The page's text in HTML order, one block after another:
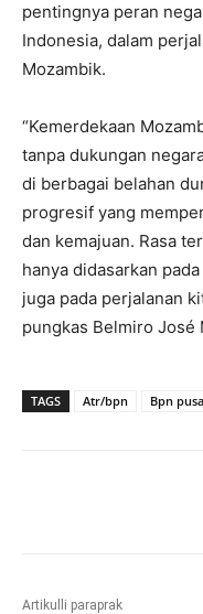
pentingnya peran
Indonesia, dalam
Mozambik.
“Kemerdekaan
tanpa dukungan
di berbagai belahan
progresif yang
dan kemajuan. Rasa
hanya didasarkan
juga pada perjalanan
pungkas Belmiro José
TAGS Atr/bpn Bpn
Artikulli paraprak